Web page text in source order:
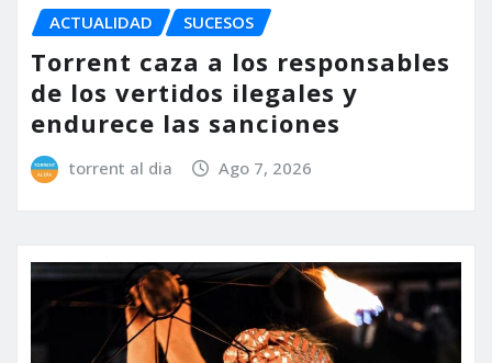
ACTUALIDAD SUCESOS
Torrent caza a los responsables
de los vertidos ilegales y
endurece las sanciones
torrent al dia Ago 7, 2026